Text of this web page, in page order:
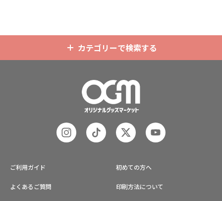
ど様々な業界に人気です。 短納期・カテゴリーで検索する
ご利用ガイド 初めての方へ
よくあるご質問 印刷方法について